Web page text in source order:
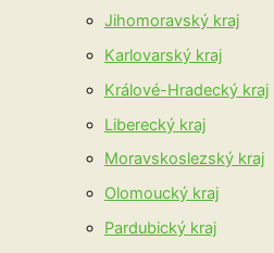
Jihomoravský kraj
Karlovarský kraj
Králové-Hradecký kraj
Liberecký kraj
Moravskoslezský kraj
Olomoucký kraj
Pardubický kraj